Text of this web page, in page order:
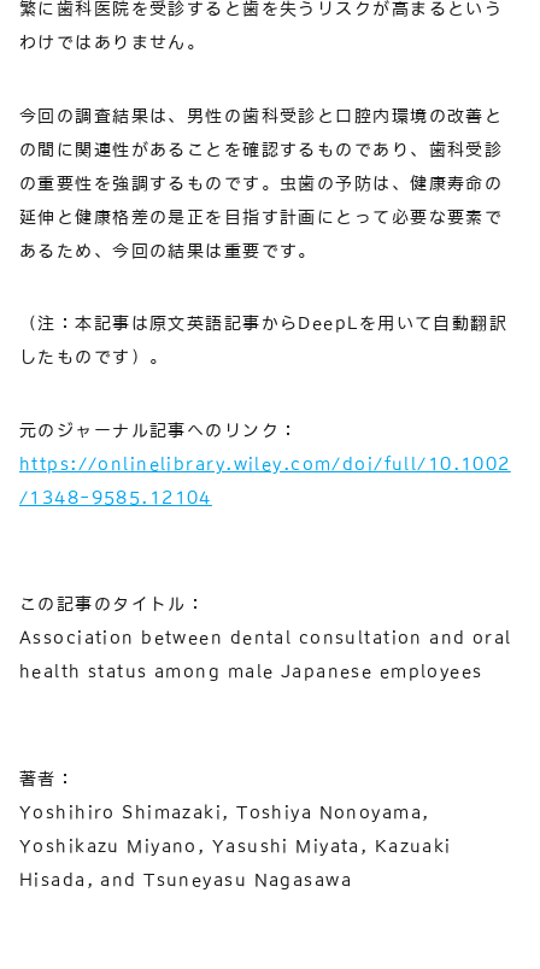
繁に歯科医院を受診すると歯を失うリスクが高まるという
わけではありません。
今回の調査結果は、男性の歯科受診と口腔内環境の改善と
の間に関連性があることを確認するものであり、歯科受診
の重要性を強調するものです。虫歯の予防は、健康寿命の
延伸と健康格差の是正を目指す計画にとって必要な要素で
あるため、今回の結果は重要です。
（注：本記事は原文英語記事からDeepLを用いて自動翻訳
したものです）。
元のジャーナル記事へのリンク：
https://onlinelibrary.wiley.com/doi/full/10.1002
/1348-9585.12104
この記事のタイトル：
Association between dental consultation and oral
health status among male Japanese employees
著者：
Yoshihiro Shimazaki, Toshiya Nonoyama,
Yoshikazu Miyano, Yasushi Miyata, Kazuaki
Hisada, and Tsuneyasu Nagasawa